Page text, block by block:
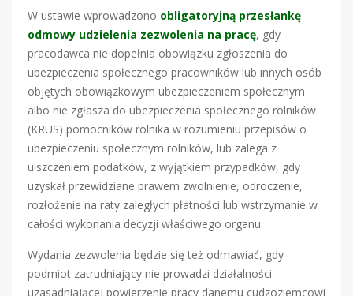
W ustawie wprowadzono obligatoryjną przesłankę
odmowy udzielenia zezwolenia na pracę, gdy
pracodawca nie dopełnia obowiązku zgłoszenia do
ubezpieczenia społecznego pracowników lub innych osób
objętych obowiązkowym ubezpieczeniem społecznym
albo nie zgłasza do ubezpieczenia społecznego rolników
(KRUS) pomocników rolnika w rozumieniu przepisów o
ubezpieczeniu społecznym rolników, lub zalega z
uiszczeniem podatków, z wyjątkiem przypadków, gdy
uzyskał przewidziane prawem zwolnienie, odroczenie,
rozłożenie na raty zaległych płatności lub wstrzymanie w
całości wykonania decyzji właściwego organu.
Wydania zezwolenia będzie się też odmawiać, gdy
podmiot zatrudniający nie prowadzi działalności
uzasadniającej powierzenie pracy danemu cudzoziemcowi